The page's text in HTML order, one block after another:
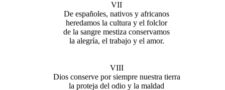
VII
De españoles, nativos y africanos
heredamos la cultura y el folclor
de la sangre mestiza conservamos
la alegría, el trabajo y el amor.
VIII
Dios conserve por siempre nuestra tierra
la proteja del odio y la maldad